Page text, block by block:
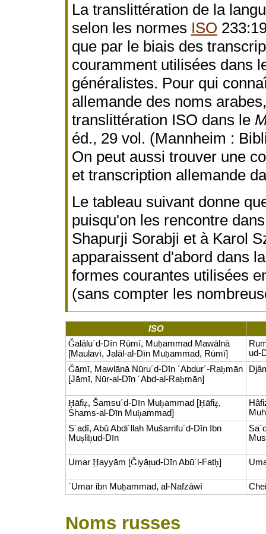
La translittération de la
selon les normes ISO
que par le biais des
couramment utilisées dans
généralistes. Pour qui
allemande des noms
translittération ISO dans le
éd., 29 vol. (Mannheim :
On peut aussi trouver une
et transcription allemande
Le tableau suivant donne
puisqu'on les rencontre
Shapurji Sorabji et à Karol
apparaissent d'abord dans
formes courantes utilisées
(sans compter les
ISO
Ǧalālu´d-Dīn Rūmī, Muḥammad Mawālnā
[Maulavī, Jalāl-al-Dīn Muḥammad, Rūmī]
ud-
Ǧāmī, Mawlānā Nūru´d-Dīn ´Abdur´-Raḥmān
[Jāmī, Nūr-al-Dīn ´Abd-al-Raḥmān]
Ḥāfiẓ, Šamsu´d-Dīn Muḥammad [Ḥāfiẓ,
Shams-al-Dīn Muḥammad]
S´adī, Abū Abdi´llah Mušarrifu´d-Dīn Ibn
Muṣ liḥud-Dīn
UmarH̲ayyām [Ǧiyāṭud-Dīn Abū´l-Fatḥ]
´Umar ibn Muḥammad, al-Nafzāwī
Noms russes